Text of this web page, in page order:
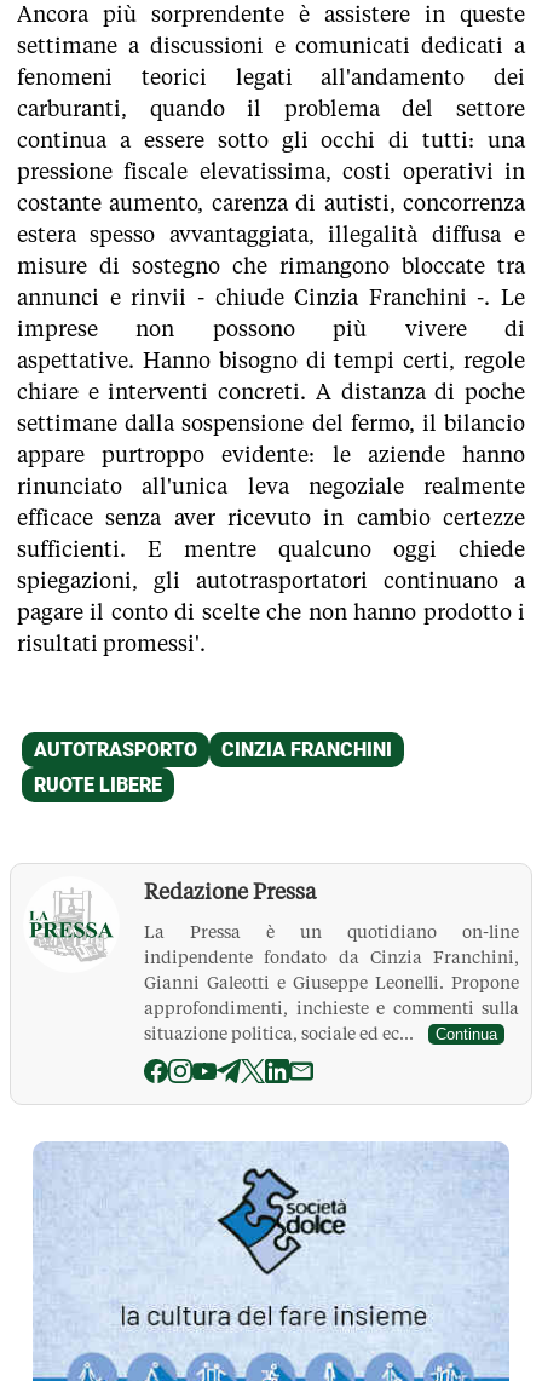
Ancora più sorprendente è assistere in queste
settimane a discussioni e comunicati dedicati a
fenomeni teorici legati all'andamento dei
carburanti, quando il problema del settore
continua a essere sotto gli occhi di tutti: una
pressione fiscale elevatissima, costi operativi in
costante aumento, carenza di autisti, concorrenza
estera spesso avvantaggiata, illegalità diffusa e
misure di sostegno che rimangono bloccate tra
annunci e rinvii - chiude Cinzia Franchini -. Le
imprese non possono più vivere di
aspettative. Hanno bisogno di tempi certi, regole
chiare e interventi concreti. A distanza di poche
settimane dalla sospensione del fermo, il bilancio
appare purtroppo evidente: le aziende hanno
rinunciato all'unica leva negoziale realmente
efficace senza aver ricevuto in cambio certezze
sufficienti. E mentre qualcuno oggi chiede
spiegazioni, gli autotrasportatori continuano a
pagare il conto di scelte che non hanno prodotto i
risultati promessi'.
Redazione Pressa
La Pressa è un quotidiano on-line
indipendente fondato da Cinzia Franchini,
Gianni Galeotti e Giuseppe Leonelli. Propone
approfondimenti, inchieste e commenti sulla
situazione politica, sociale ed ec...
Continua
La Pressa